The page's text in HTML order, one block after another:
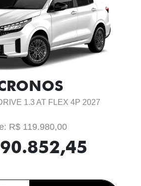
1.3 AT FLEX 4P 2027
R$ 119.980,00